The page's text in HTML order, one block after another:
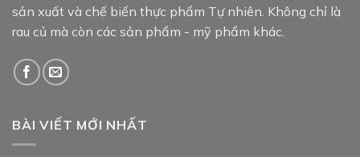
sản xuất và chế biến thực phẩm Tự nhiên. Không chỉ là
rau củ mà còn các sản phẩm - mỹ phẩm khác.
BÀI VIẾT MỚI NHẤT